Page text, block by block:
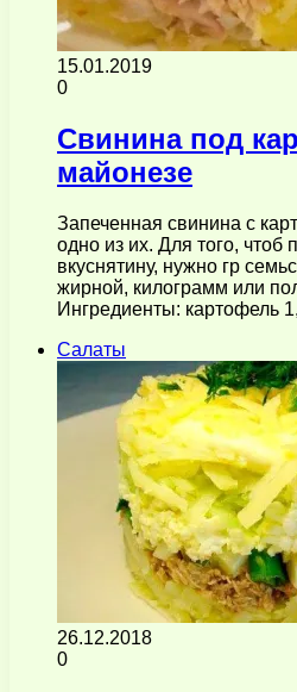
15.01.2019
0
Свинина под
майонезе
Запеченная свинина с
одно из их. Для того, чтоб
вкуснятину, нужно гр
жирной, килограмм или
Ингредиенты: картофель
Салаты
26.12.2018
0